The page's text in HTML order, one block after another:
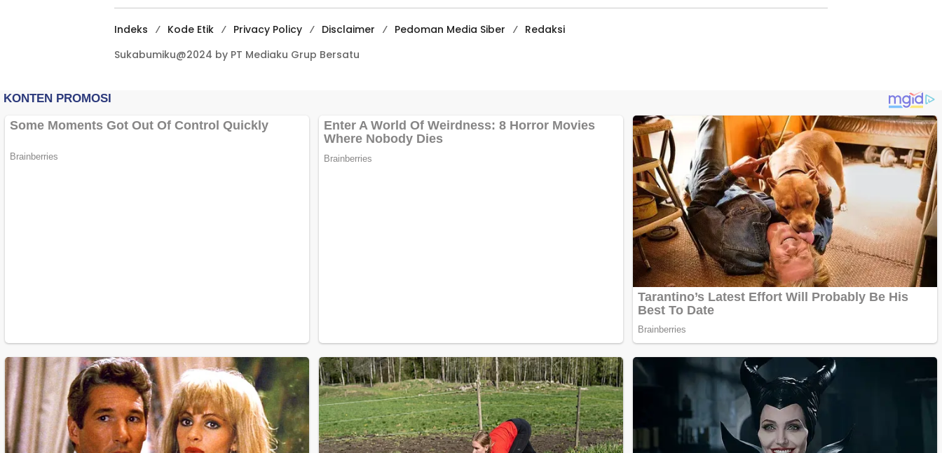
Indeks Kode Etik Privacy Policy Disclaimer Pedoman Media Siber
Redaksi
Sukabumiku@2024 by PT Mediaku Grup Bersatu